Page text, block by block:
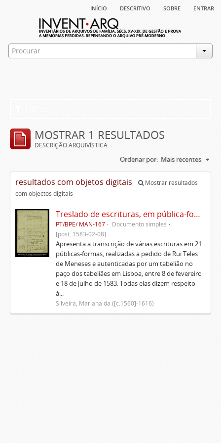
início descritivo sobre entrar
MOSTRAR 1 RESULTADOS
DESCRIÇÃO ARQUIVÍSTICA
Ordenar por: Mais recentes
resultados com objetos digitais
Mostrar resultados
com objectos digitais
Treslado de escrituras, em pública-forma, de Rui Teles de Meneses
PT/BPE/ MAN-167
Documento simples
[post. 1583-02-08]
Apresenta a transcrição de várias escrituras em 21
públicas-formas, realizadas a pedido de Rui Teles
de Meneses e autenticadas por um tabelião no
paço dos tabeliães em Lisboa, entre 8 de fevereiro
e 18 de julho de 1583. Todas elas dizem respeito
à...
Silveira, Mariana da ([c.1560]-1616)